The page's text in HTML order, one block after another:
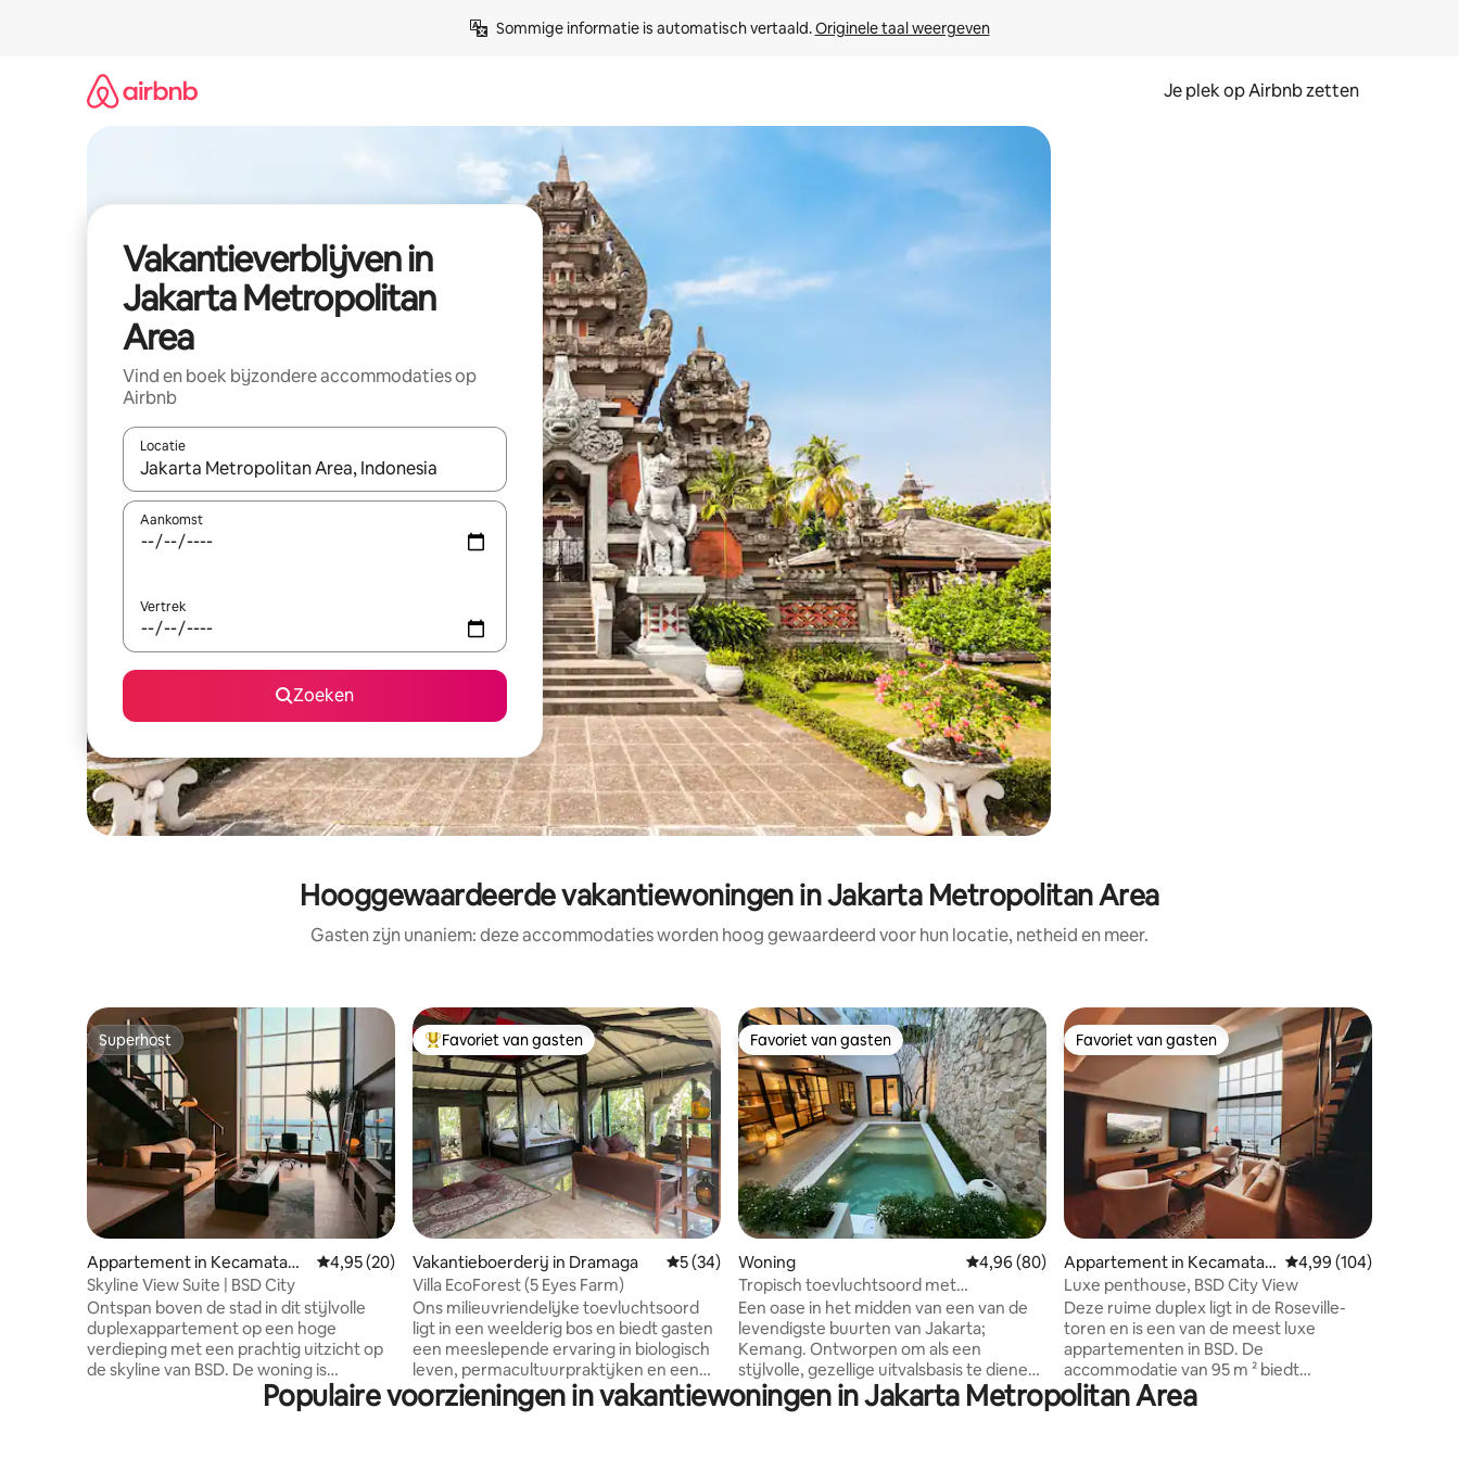
Sommige informatie is automatisch vertaald. Originele taal weergeven
Je plek op Airbnb zetten
Vakantieverblijven in
Jakarta Metropolitan
Area
Vind en boek bijzondere accommodaties op
Airbnb
Locatie
Wanneer er resultaten beschikbaar zijn, maak je een keuze met je de pijltjestoetsen omhoog en omlaag, óf door te tikken of swipen.
Aankomst
Vertrek
Zoeken
Hooggewaardeerde vakantiewoningen in Jakarta Metropolitan Area
Gasten zijn unaniem: deze accommodaties worden hoog gewaardeerd voor hun locatie, netheid en meer.
Superhost
Superhost
Appartement in Kecamatan
Serpong
Gemiddelde beoordeling van 4,95 op 5, 20 recensies
4,95 (20)
Skyline View Suite | BSD City
Ontspan boven de stad in dit stijlvolle
duplexappartement op een hoge
verdieping met een prachtig uitzicht op
de skyline van BSD. De woning is
zorgvuldig ontworpen met een modern,
eigentijds tintje en is perfect voor
Topfavoriet van gasten
Favoriet van gasten
Vakantieboerderij in Dramaga Gemiddelde beoordeling van 5 op 5, 34 recensies
5 (34)
Villa EcoForest (5 Eyes Farm)
Ons milieuvriendelijke toevluchtsoord
ligt in een weelderig bos en biedt gasten
een meeslepende ervaring in biologisch
leven, permacultuurpraktijken en een
bloeiende natuurlijke omgeving. Verken
ons aanbod van bos tot tafel met vers
Favoriet van gasten
Favoriet van gasten
Woning Gemiddelde beoordeling van 4,96 op 5, 80 recensies
4,96 (80)
Tropisch toevluchtsoord met
privézwembad in expatgebied
Een oase in het midden van een van de
levendigste buurten van Jakarta;
Kemang. Ontworpen om als een
stijlvolle, gezellige uitvalsbasis te dienen
om de stad te verkennen. Het
minimalistische, natuurlijke interieur, het
Favoriet van gasten
Favoriet van gasten
Appartement in Kecamatan
Serpong
Gemiddelde
4,99 (104)
Luxe penthouse, BSD City View
Deze ruime duplex ligt in de Roseville-
toren en is een van de meest luxe
appartementen in BSD. De
accommodatie van 95 m ² biedt
eigentijdse voorzieningen, waaronder
een keuken, 100mbps WiFi, een 75 inch
Populaire voorzieningen in vakantiewoningen in Jakarta Metropolitan Area